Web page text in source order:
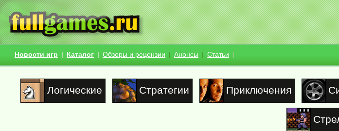
Новости игр Каталог Обзоры и рецензии Анонсы Статьи
Логические Стратегии Приключения